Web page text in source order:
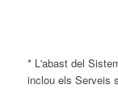
* L'abast del
inclou els Serveis